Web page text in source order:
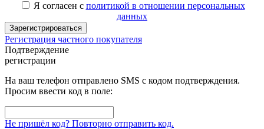
Я согласен с политикой в отношении персональных
данных
Зарегистрироваться
Регистрация частного покупателя
Подтверждение
регистрации
На ваш телефон отправлено SMS с кодом подтверждения.
Просим ввести код в поле:
Не пришёл код? Повторно отправить код.